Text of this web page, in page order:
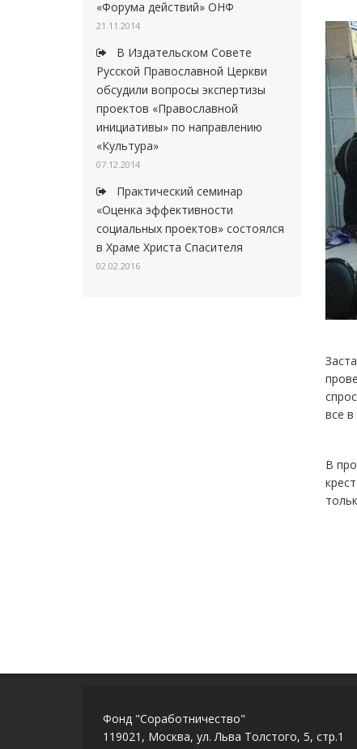
«Форума действий» ОНФ
21.11.2014
В Издательском Совете
Русской Православной Церкви
обсудили вопросы экспертизы
проектов «Православной
инициативы» по направлению
«Культура»
07.12.2014
Практический семинар
«Оценка эффективности
социальных проектов» состоялся
в Храме Христа Спасителя
02.02.2016
все в
В
Фонд "Соработничество"
119021, Москва, ул. Льва Толстого, 5, стр.1